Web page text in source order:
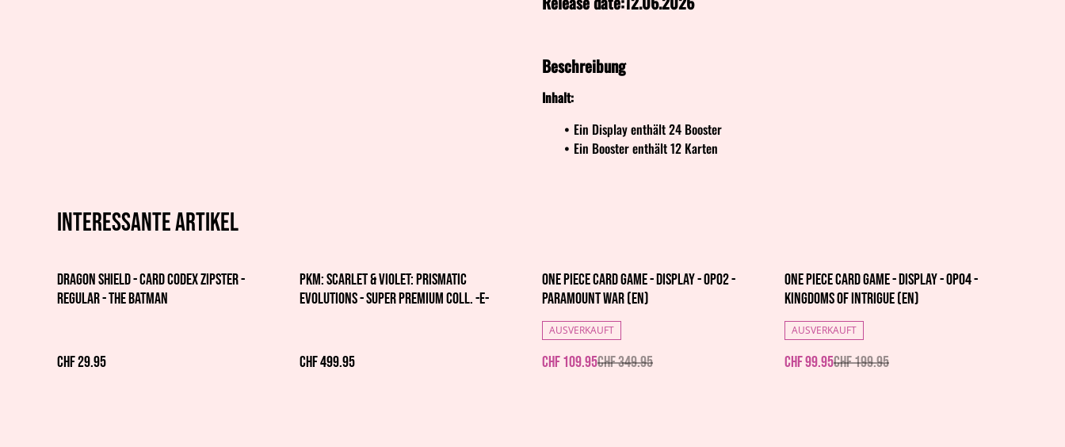
Beschreibung
Inhalt:
Ein Display enthält 24 Booster
Ein Booster enthält 12 Karten
Interessante artikel
Dragon Shield - Card Codex Zipster -
Regular - The Batman
CHF 29.95
PKM: Scarlet & Violet: Prismatic
Evolutions - Super Premium Coll. -E-
CHF 499.95
%
One Piece Card Game - Display - OP02 -
Paramount War (EN)
AUSVERKAUFT
CHF 109.95CHF 349.95
%
One Piece Card Game - Display - OP04 -
Kingdoms of Intrigue (EN)
AUSVERKAUFT
CHF 99.95CHF 199.95